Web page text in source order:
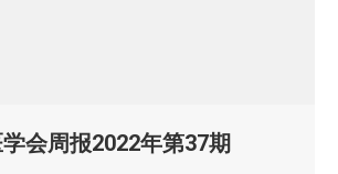
会周报2022年第37期